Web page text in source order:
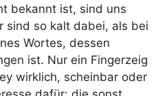
bekannt ist, sind uns
sind so kalt dabei, als bei
Wor­tes, des­sen
ist. Nur ein Fin­ger­zeig
wirk­lich, schein­bar oder